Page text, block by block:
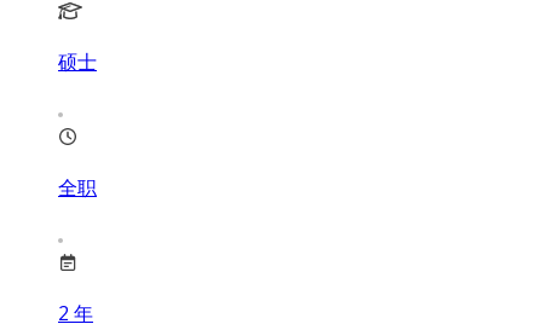
硕士
全职
2 年